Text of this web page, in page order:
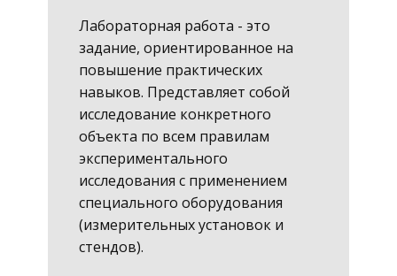
Лабораторная работа - это
задание, ориентированное на
повышение практических
навыков. Представляет собой
исследование конкретного
объекта по всем правилам
экспериментального
исследования с применением
специального оборудования
(измерительных установок и
стендов).